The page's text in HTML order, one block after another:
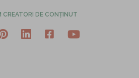
CREATORI DE CONȚINUT